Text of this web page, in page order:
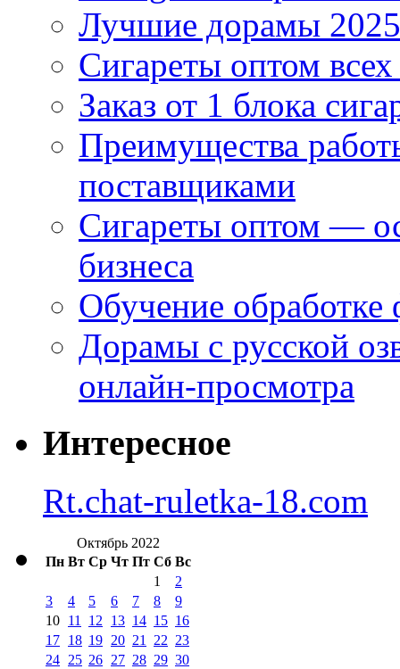
Лучшие дорамы
Сигареты оптом
Заказ от 1 блока
Преимущества
поставщиками
Сигареты оптом —
бизнеса
Обучение
Дорамы с русской
онлайн-просмотра
Интересное
Rt.chat-ruletka-18.com
Октябрь 2022
Пн Вт Ср Чт Пт Сб Вс
1
2
3
4 5 6 7 8
9
10 11 12 13 14 15 16
17 18 19 20 21 22 23
24 25 26 27 28 29 30